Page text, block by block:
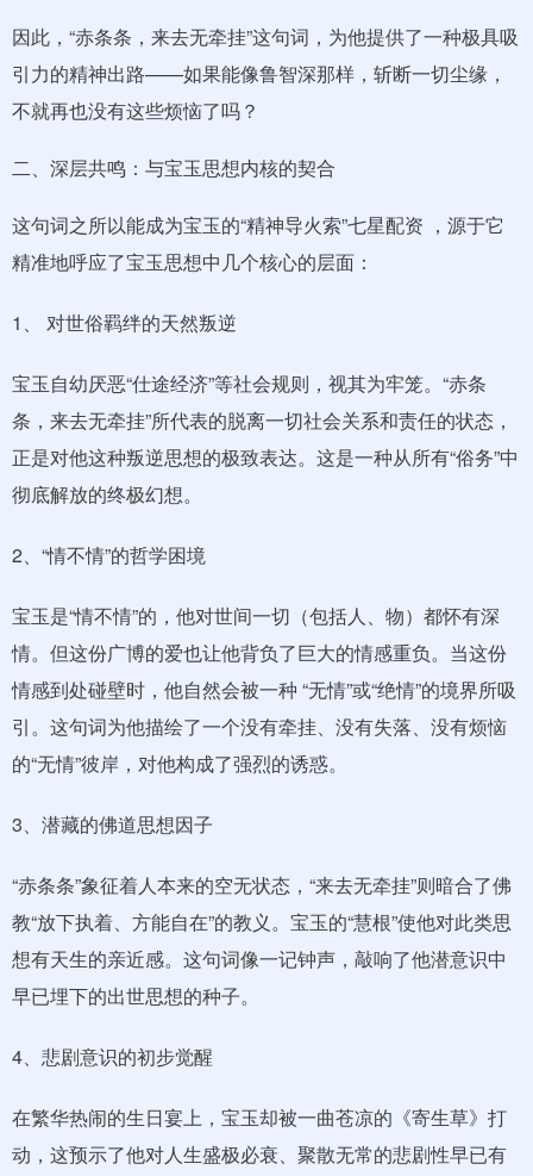
因此，“赤条条，来去无牵挂”这句词，为他提供了一种极具吸
引力的精神出路——如果能像鲁智深那样，斩断一切尘缘，
不就再也没有这些烦恼了吗？
二、深层共鸣：与宝玉思想内核的契合
这句词之所以能成为宝玉的“精神导火索”七星配资 ，源于它
精准地呼应了宝玉思想中几个核心的层面：
1、 对世俗羁绊的天然叛逆
宝玉自幼厌恶“仕途经济”等社会规则，视其为牢笼。“赤条
条，来去无牵挂”所代表的脱离一切社会关系和责任的状态，
正是对他这种叛逆思想的极致表达。这是一种从所有“俗务”中
彻底解放的终极幻想。
2、“情不情”的哲学困境
宝玉是“情不情”的，他对世间一切（包括人、物）都怀有深
情。但这份广博的爱也让他背负了巨大的情感重负。当这份
情感到处碰壁时，他自然会被一种 “无情”或“绝情”的境界所吸
引。这句词为他描绘了一个没有牵挂、没有失落、没有烦恼
的“无情”彼岸，对他构成了强烈的诱惑。
3、潜藏的佛道思想因子
“赤条条”象征着人本来的空无状态，“来去无牵挂”则暗合了佛
教“放下执着、方能自在”的教义。宝玉的“慧根”使他对此类思
想有天生的亲近感。这句词像一记钟声，敲响了他潜意识中
早已埋下的出世思想的种子。
4、悲剧意识的初步觉醒
在繁华热闹的生日宴上，宝玉却被一曲苍凉的《寄生草》打
动，这预示了他对人生盛极必衰、聚散无常的悲剧性早已有